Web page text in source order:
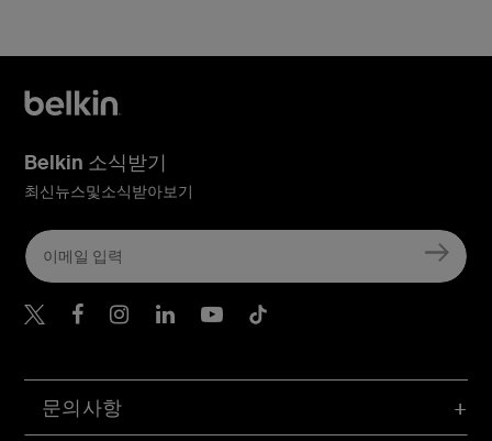
문의사항
Belkin 소식받기
최신뉴스및소식받아보기
Belkin Twitter